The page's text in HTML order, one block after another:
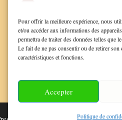
Pour offrir la meilleure expérience, nous
et/ou accéder aux informations des
permettra de traiter des données telles que
Le fait de ne pas consentir ou de retirer
caractéristiques et fonctions.
Accepter
Politique de